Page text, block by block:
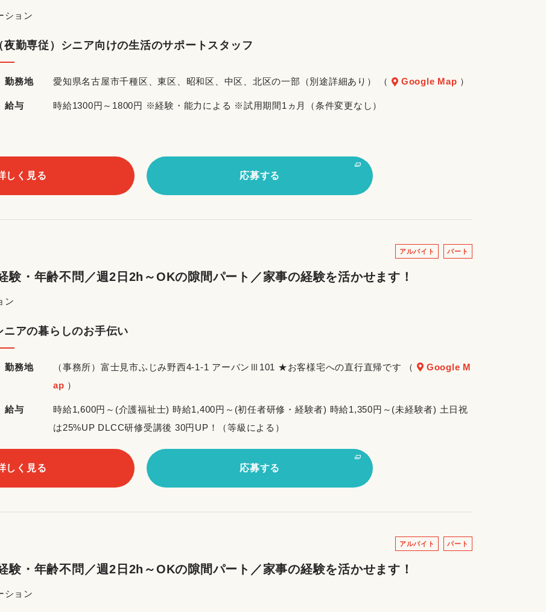
ション
夜勤専従）シニア向けの生活のサポートスタッフ
勤務地 愛知県名古屋市千種区、東区、昭和区、中区、北区の一部（別途詳細あり） （ Google Map ）
給与 時給1300円～1800円 ※経験・能力による ※試用期間1ヵ月（条件変更なし）
しく見る 応募する
アルバイト パート
験・年齢不問／週2日2h～OKの隙間パート／家事の経験を活かせます！
ン
ニアの暮らしのお手伝い
勤務地 （事務所）富士見市ふじみ野西4-1-1 アーバンⅢ101 ★お客様宅への直行直帰です （
Google M
ap ）
給与
時給1,600円～(介護福祉士) 時給1,400円～(初任者研修・経験者) 時給1,350円～(未経験者) 土日祝
は25%UP DLCC研修受講後 30円UP！（等級による）
しく見る 応募する
アルバイト パート
験・年齢不問／週2日2h～OKの隙間パート／家事の経験を活かせます！
ション